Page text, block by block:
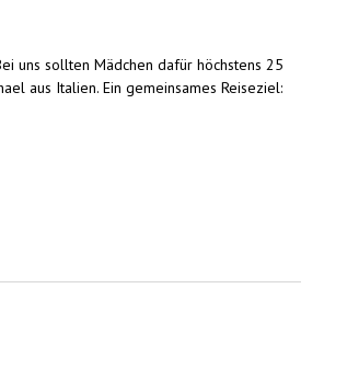
uns sollten Mädchen dafür höchstens 25
aus Italien. Ein gemeinsames Reiseziel: